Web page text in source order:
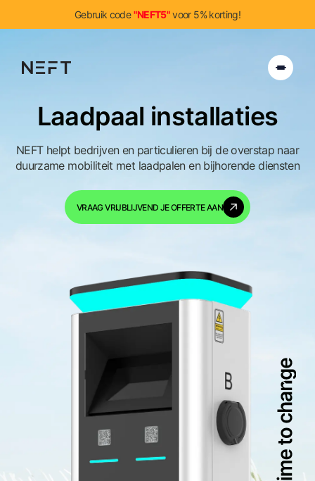
Gebruik code"NEFT5"voor 5% korting!
Producten
Over Ons
Offerte
Laadpaal installaties
NEFT helpt bedrijven en particulieren bij de overstap naar
duurzame mobiliteit met laadpalen en bijhorende diensten
VRAAG VRIJBLIJVEND JE OFFERTE AAN